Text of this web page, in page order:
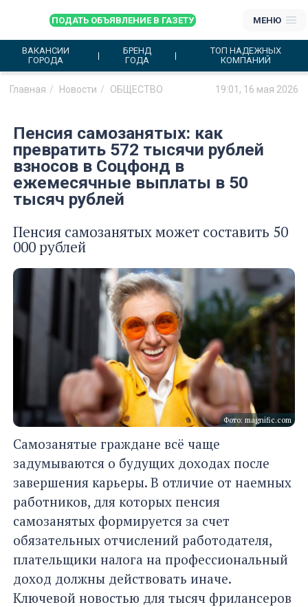
ПОДАТЬ ОБЪЯВЛЕНИЕ В ГАЗЕТУ МЕНЮ
ВАКАНСИИ
ГОРОДА
БРЕНД
ГОДА
ТОП НАДЕЖНЫХ
КОМПАНИЙ
Главная Новости ОБЩЕСТВО 19:01, 16 мая 2026
Пенсия самозанятых: как
превратить 572 тысячи рублей
взносов в Соцфонд в
ежемесячные выплаты в 50
тысяч рублей
Пенсия самозанятых может составить 50
000 рублей
Фото: magnific.com
Самозанятые граждане всё чаще
задумываются о будущих доходах после
завершения карьеры. В отличие от наемных
работников, для которых пенсия
самозанятых формируется за счет
обязательных отчислений работодателя,
плательщики налога на профессиональный
доход должны действовать иначе.
Ключевой новостью для тысяч фрилансеров